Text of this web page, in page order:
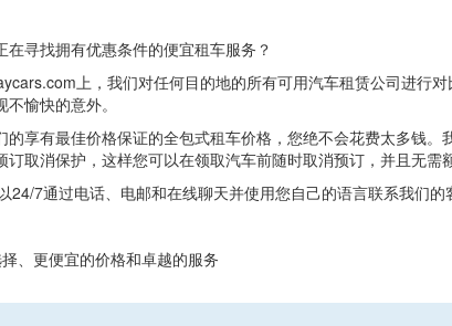
在寻找拥有优惠条件的便宜租车服务？
上，我们对任何目的地的所有可用汽车租赁公司进行
不愉快的意外。
的享有最佳价格保证的全包式租车价格，您绝不会花费太多钱
订取消保护，这样您可以在领取汽车前随时取消预订，并且无需
7通过电话、电邮和在线聊天并使用您自己的语言联系我们的
、更便宜的价格和卓越的服务